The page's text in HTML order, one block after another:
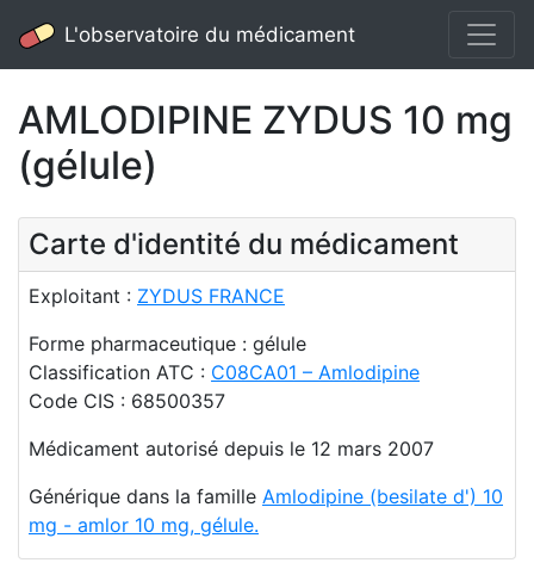
L'observatoire du médicament
AMLODIPINE ZYDUS 10 mg
(gélule)
Carte d'identité du médicament
Exploitant : ZYDUS FRANCE
Forme pharmaceutique : gélule
Classification ATC : C08CA01 – Amlodipine
Code CIS : 68500357
Médicament autorisé depuis le 12 mars 2007
Générique dans la famille Amlodipine (besilate d') 10
mg - amlor 10 mg, gélule.